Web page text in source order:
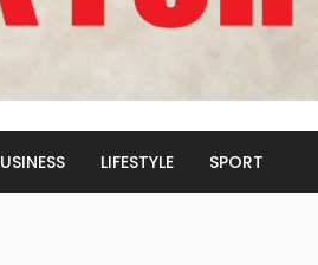
LIFESTYLE SPORT